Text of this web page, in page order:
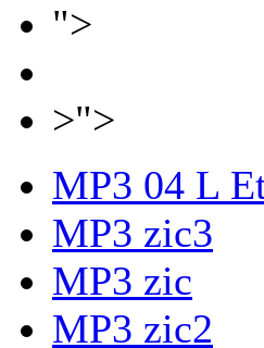
">
>">
MP3 04 L
MP3 zic3
MP3 zic
MP3 zic2